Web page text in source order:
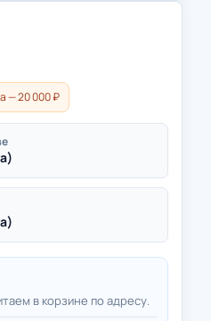
— 20 000 ₽
в корзине по адресу.